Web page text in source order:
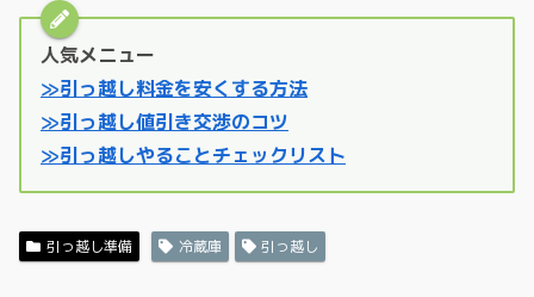
人気メニュー
≫引っ越し料金を安くする方法
≫引っ越し値引き交渉のコツ
≫引っ越しやることチェックリスト
引っ越し準備 冷蔵庫 引っ越し